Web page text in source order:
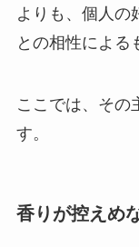
よりも、個人の
との相性による
ここでは、その
す。
香りが控えめ